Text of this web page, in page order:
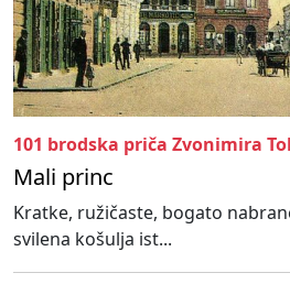
101 brodska priča Zvonimira
Mali princ
Kratke, ružičaste, bogato
svilena košulja ist...